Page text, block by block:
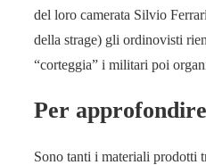
del loro camerata Silvio
della strage) gli ordinovisti
“corteggia” i militari poi
Per approfondire
Sono tanti i materiali prodotti